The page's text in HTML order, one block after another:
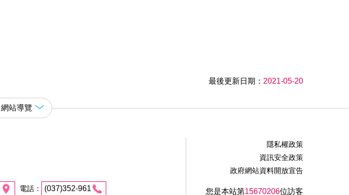
最後更新日期： 2021-05-20
網站導覽
電話： (037)352-961
隱私權政策
資訊安全政策
政府網站資料開放宣告
您是本站第15670206位訪客